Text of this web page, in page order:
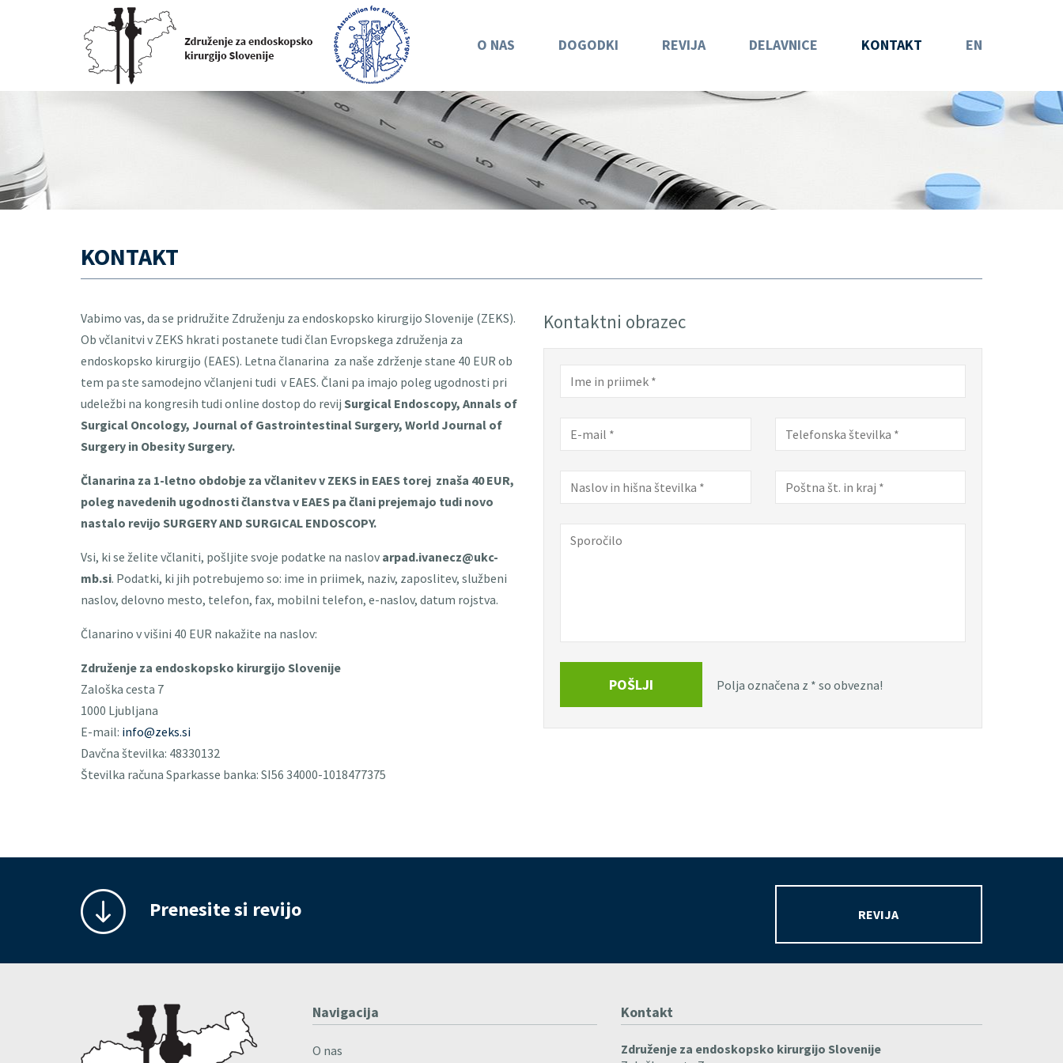
O NAS DOGODKI REVIJA DELAVNICE KONTAKT EN
KONTAKT
Vabimo vas, da se pridružite Združenju za endoskopsko kirurgijo Slovenije (ZEKS).
Ob včlanitvi v ZEKS hkrati postanete tudi član Evropskega združenja za
endoskopsko kirurgijo (EAES). Letna članarina za naše zdrženje stane 40 EUR ob
tem pa ste samodejno včlanjeni tudi v EAES. Člani pa imajo poleg ugodnosti pri
udeležbi na kongresih tudi online dostop do revij Surgical Endoscopy, Annals of
Surgical Oncology, Journal of Gastrointestinal Surgery, World Journal of
Surgery in Obesity Surgery.
Članarina za 1-letno obdobje za včlanitev v ZEKS in EAES torej znaša 40 EUR,
poleg navedenih ugodnosti članstva v EAES pa člani prejemajo tudi novo
nastalo revijo SURGERY AND SURGICAL ENDOSCOPY.
Vsi, ki se želite včlaniti, pošljite svoje podatke na naslov arpad.ivanecz@ukc-
mb.si. Podatki, ki jih potrebujemo so: ime in priimek, naziv, zaposlitev, službeni
naslov, delovno mesto, telefon, fax, mobilni telefon, e-naslov, datum rojstva.
Članarino v višini 40 EUR nakažite na naslov:
Združenje za endoskopsko kirurgijo Slovenije
Zaloška cesta 7
1000 Ljubljana
E-mail: info@zeks.si
Davčna številka: 48330132
Številka računa Sparkasse banka: SI56 34000-1018477375
Kontaktni obrazec
POŠLJI Polja označena z * so obvezna!
Prenesite si revijo REVIJA
Navigacija
O nas
Kontakt
Združenje za endoskopsko kirurgijo Slovenije